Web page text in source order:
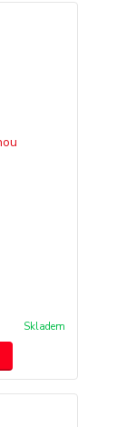
Skladem